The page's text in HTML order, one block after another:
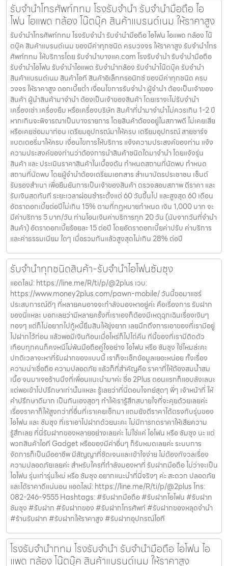
รับจำนำโทรศัพท์กทม โรงรับจำนำ รับจำนำมือถือ ไอ
โฟน ไอแพด กล้อง โน๊ตบุ๊ค สินค้าแบรนด์เนม ให้ราคาสูง
รับจำนำโทรศัพท์กทม โรงรับจำนำ รับจำนำมือถือ ไอโฟน ไอแพด กล้อง โน๊
ตบุ๊ค สินค้าแบรนด์เนม ของมีค่าทุกชนิด ครบวงจร ให้ราคาสูง รับจำนำโทร
ศัพท์กทม ให้บริการโดย รับจํานําบางแค.com โรงรับจำนำ รับจำนำมือถือ
รับจำนำไอโฟน รับจำนำไอแพด รับจำนำกล้อง รับจำนำโน๊ตบุ๊ค รับจำนำ
สินค้าแบรนด์เนม สินค้าไอที สินค้าอิเล็กทรอนิกซ์ ของมีค่าทุกชนิด ครบ
วงจร ให้ราคาสูง ดอกเบี้ยต่ำ เงื่อนไขการรับจำนำ ผู้จำนำ ต้องเป็นเจ้าของ
สินค้า ผู้นำสินค้ามาจำนำ ต้องเป็นเจ้าของสินค้า โดยเราจะไม่รับจำนำ
เครื่องเช่า เครื่องยืม หรือเครื่องบริษัท สินค้าที่นำมาจำนำไม่ควรเกิน 1-2 ปี
หากเกินจะพิจารณาเป็นบางรายการ โดยสินค้าต้องอยู่ในสภาพดี ไม่เคยเสีย
หรือเคยซ่อมมาก่อน เตรียมอุปกรณ์มาให้ครบ เตรียมอุปกรณ์ สายชาร์จ
แบตเตอรี่มาให้ครบ เงื่อนไขการให้บริการ แจ้งความประสงค์ของท่าน แจ้ง
ความประสงค์ของท่านว่าต้องการนำสินค้าชนิดใดมาจำนำ โดยแจ้งรุ่น
สินค้า และ ประเมินราคาสินค้าในเบื้องต้น กำหนดสถานที่นัดพบ กำหนด
สถานที่นัดพบ โดยผู้จำนำต้องเตรียมเอกสาร สำเนาบัตรประชาชน เซ็นต์
รับรองสำเนา เพื่อยืนยันการเป็นเจ้าของสินค้า ตรวจสอบสภาพ ตีราคา และ
รับเงินสดทันที ระยะเวลาผ่อนชำระตั้งแต่ 60 วันขึ้นไป และสูงสุด 60 เดือน
อัตราดอกเบี้ยต่อปีไม่เกิน 15% ตามที่กฏหมายกำหนด เงิน 1,000 บาท จะ
มีค่าบริการ 5 บาท/วัน ท่านโอนเงินค่าบริการทุก 20 วัน (นับจากวันที่จำนำ
สินค้า) อัตราดอกเบี้ยร้อยละ 15 ต่อปี โดยอัตราดอกเบี้ยค่าปรับ ค่าบริการ
และค่าธรรมเนียม ใดๆ เมื่อรวมกันแล้วสูงสุดไม่เกิน 28% ต่อปี
รับจำนำทุกชนิดสินค้า-รับจำนำไอโฟนซัมซุง
แอดไลน์: https://line.me/R/ti/p/@2plus เวบ:
https://www.money2plus.com/pawn-mobile/ วันนี้ขอมาแชร์
ประสบการณ์ดีๆ ที่หลายคนอาจจะกำลังมองหาอยู่ค่ะ คือเรื่องการ รับฝาก
ของนี่แหละ บอกเลยว่ามีหลายครั้งที่เราเองก็ต้องมีเหตุฉุกเฉินเรื่องเงินๆ
ทองๆ แต่ก็ไม่อยากไปกู้หนี้ยืมสินให้ยุ่งยาก เลยนึกถึงการเอาของที่เรามีอยู่
ไปฝากไว้ก่อน แล้วพอมีเงินก้อนเมื่อไหร่ก็ไปไถ่คืน ทีนี้ของที่เรามีติดตัว
เกือบทุกคนก็คงหนีไม่พ้นมือถือคู่ใจอย่าง ไอโฟน หรือ ซัมซุง ใช่ไหมล่ะคะ
ปกติเวลาจะหาที่รับฝากของแบบนี้ เราก็จะเช็กข้อมูลเยอะหน่อย ทั้งเรื่อง
ความน่าเชื่อถือ ความปลอดภัย แล้วก็ที่สำคัญคือ ราคาที่ให้ต้องสมน้ำสม
เนื้อ จนมาเจอร้านนึงที่เพื่อนแนะนำมาค่ะ ชื่อ 2Plus ตอนแรกก็แอบลังเลนะ
แต่พอเข้าไปปรึกษาเท่านั้นแหละ รู้เลยว่าที่นี่ตอบโจทย์สุดๆ พี่ๆ เจ้าหน้าที่ ให้
คำปรึกษาดีมาก เป็นกันเองสุดๆ ทำให้เรารู้สึกสบายใจที่จะคุยด้วยเลยค่ะ
เรื่องราคาก็ให้สูงกว่าที่อื่นที่เราเคยเช็กมา แถมยังตีราคาได้ตรงกับรุ่นของ
ไอโฟน และ ซัมซุง ที่เราเอาไปฝากด้วยนะคะ ไม่มีการกดราคาให้เสียความ
รู้สึกเลย ที่นี่รับฝากของหลายอย่างเลยค่ะ ไม่ใช่แค่ ไอโฟน หรือ ซัมซุง นะ แต่
พวกสินค้าไอที Gadget หรือของมีค่าอื่นๆ ก็รับหมดเลยค่ะ ระบบการ
จัดการก็เป็นมืออาชีพ มีสัญญาที่ชัดเจนและเข้าใจง่าย ไม่ต้องกังวลเรื่อง
ความปลอดภัยเลยค่ะ สำหรับใครที่กำลังมองหาที่ รับฝากมือถือ ไม่ว่าจะเป็น
ไอโฟน รุ่นเก่ารุ่นใหม่ หรือ ซัมซุง อยากแนะนำที่นี่จริงๆ ค่ะ สะดวก ปลอดภัย
และได้ราคาดีแน่นอน แอดไลน์: https://line.me/R/ti/p/@2plus โทร:
082-246-9555 Hashtags: #รับฝากมือถือ #รับฝากไอโฟน #รับฝาก
ซัมซุง #รับฝาก #รับฝากของ #รับฝากโทรศัพท์ #รับฝากของหลุดจำนำ
#ร้านรับฝาก #รับฝากให้ราคาสูง #รับฝากอุปกรณ์ไอที
โรงรับจำนำกทม โรงรับจำนำ รับจำนำมือถือ ไอโฟน ไอ
แพด กล้อง โน๊ตบุ๊ค สินค้าแบรนด์เนม ให้ราคาสูง